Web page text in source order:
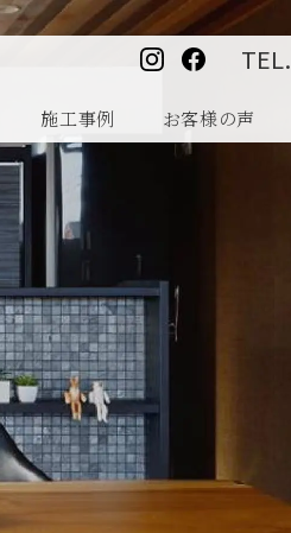
TEL.
施工事例 お客様の声